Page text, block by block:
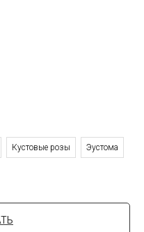
Кустовые розы Эустома